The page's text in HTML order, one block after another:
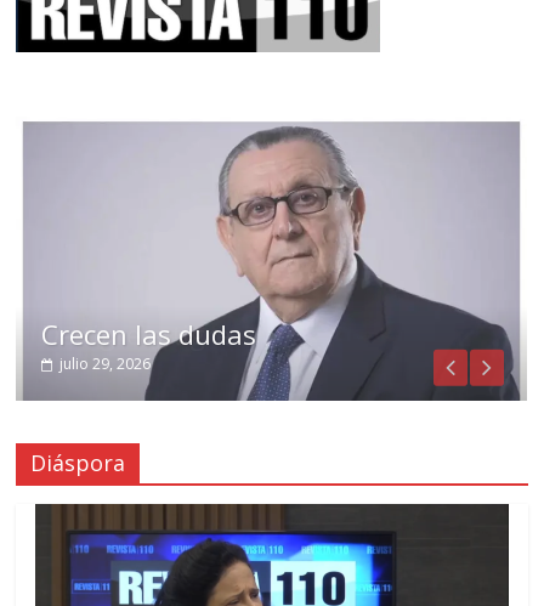
Crecen las dudas
julio 29, 2026
Diáspora